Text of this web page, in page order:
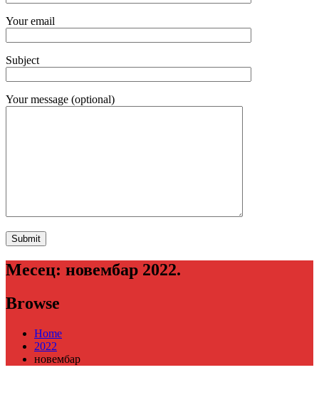
Your email
Subject
Your message (optional)
Месец: новембар 2022.
Browse
Home
2022
новембар